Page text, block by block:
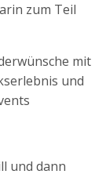
zum Teil
mit
und
und dann